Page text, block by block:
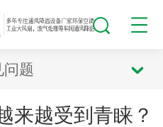
问题
来越受到青睐？